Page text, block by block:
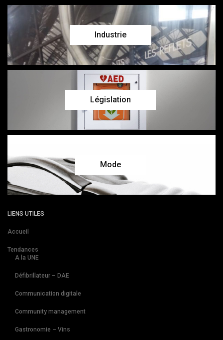
Industrie
Législation
Mode
LIENS UTILES
Accueil
Tendances
A la UNE
Défibrillateur – DAE
Communication digitale
Community management
Gastronomie – Vins